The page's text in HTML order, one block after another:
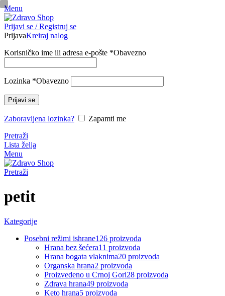
Menu
Prijavi se / Registruj se
PrijavaKreiraj nalog
Korisničko ime ili adresa e-pošte *Obavezno
Lozinka *Obavezno
Prijavi se
Zaboravljena lozinka?
Zapamti me
Pretraži
Lista želja
Menu
Pretraži
petit
Kategorije
Posebni režimi ishrane126 proizvoda
Hrana bez šećera11 proizvoda
Hrana bogata vlaknima20 proizvoda
Organska hrana2 proizvoda
Proizvedeno u Crnoj Gori28 proizvoda
Zdrava hrana49 proizvoda
Keto hrana5 proizvoda